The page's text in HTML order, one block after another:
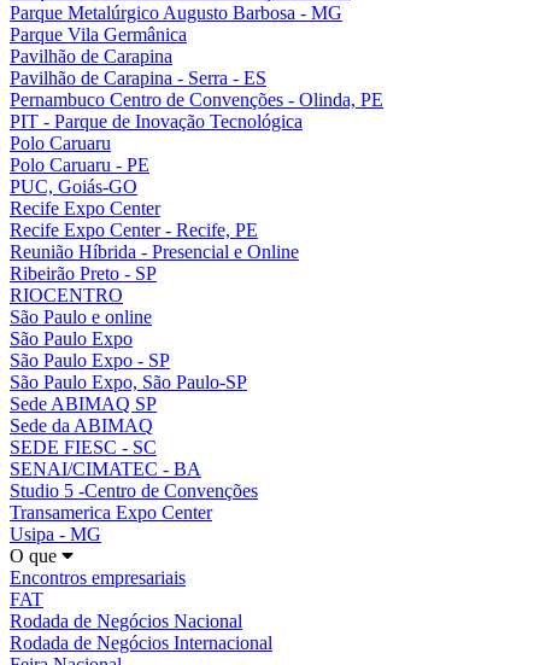
Parque Metalúrgico Augusto Barbosa - MG
Parque Vila Germânica
Pavilhão de Carapina
Pavilhão de Carapina - Serra - ES
Pernambuco Centro de Convenções - Olinda, PE
PIT - Parque de Inovação Tecnológica
Polo Caruaru
Polo Caruaru - PE
PUC, Goiás-GO
Recife Expo Center
Recife Expo Center - Recife, PE
Reunião Híbrida - Presencial e Online
Ribeirão Preto - SP
RIOCENTRO
São Paulo e online
São Paulo Expo
São Paulo Expo - SP
São Paulo Expo, São Paulo-SP
Sede ABIMAQ SP
Sede da ABIMAQ
SEDE FIESC - SC
SENAI/CIMATEC - BA
Studio 5 -Centro de Convenções
Transamerica Expo Center
Usipa - MG
O que
Encontros empresariais
FAT
Rodada de Negócios Nacional
Rodada de Negócios Internacional